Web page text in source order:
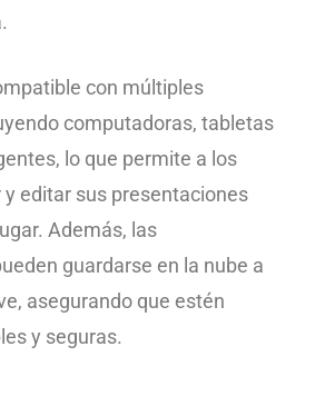
con múltiples
computadoras, tabletas
lo que permite a los
editar sus presentaciones
Además, las
guardarse en la nube a
asegurando que estén
y seguras.